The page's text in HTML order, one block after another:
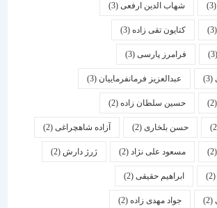
شهاب الدین ارفعی(3)
کتایون تقی زاده(3)
فرامرز پارسی(3)
عبدالعزیز فرمانفرماییان(3)
حسین سلطان زاده(2)
حسن بلخاری(2) آزاده شاهچراغی(2)
مسعود علی نژاد(2) ژرژ دارش (2)
ابراهیم حقیقی(2)
جواد مهدی زاده(2)